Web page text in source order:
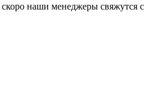
наши менеджеры свяжутся с